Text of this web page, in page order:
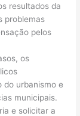
resultados da
problemas
pelos
os
do urbanismo e
municipais.
e solicitar a